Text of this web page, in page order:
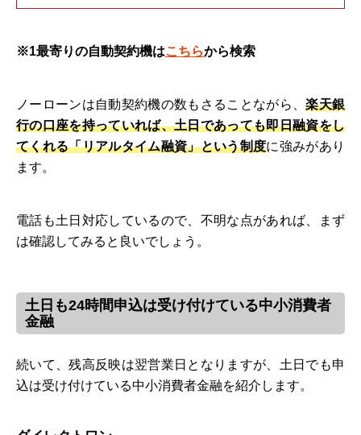
※1最寄りの自動契約機はこちらから検索
ノーローンは自動契約機の数もさることながら、楽天銀
行の口座を持っていれば、土日であっても即日融資をし
てくれる「リアルタイム融資」という制度に強みがあり
ます。
電話も土日対応しているので、不明な点があれば、まず
は確認してみると良いでしょう。
土日も24時間申込は受け付けている中小消費者
金融
続いて、残高反映は翌営業日となりますが、土日でも申
込は受け付けている中小消費者金融を紹介します。